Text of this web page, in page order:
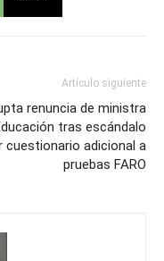
Artículo siguiente
renuncia de ministra
tras escándalo
cuestionario adicional a
pruebas FARO